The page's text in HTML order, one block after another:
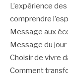
L’expérience
comprendre
Message aux
Message du jour
Choisir de vivre
Comment